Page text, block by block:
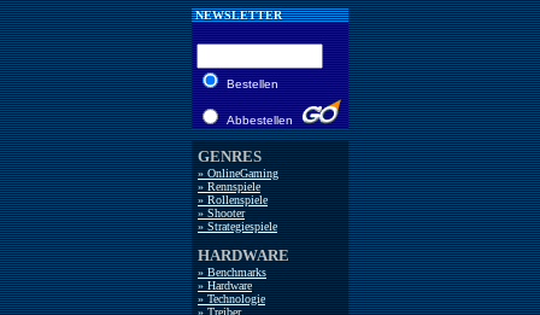
NEWSLETTER
Bestellen
Abbestellen
GENRES
» OnlineGaming
» Rennspiele
» Rollenspiele
» Shooter
» Strategiespiele
HARDWARE
» Benchmarks
» Hardware
» Technologie
» Treiber